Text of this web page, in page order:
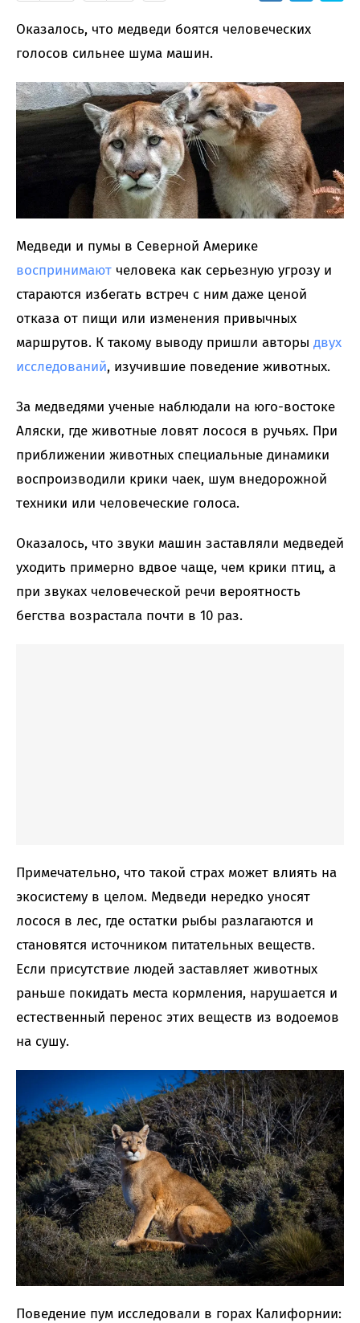
Оказалось, что медведи боятся человеческих
голосов сильнее шума машин.
Медведи и пумы в Северной Америке
воспринимают человека как серьезную угрозу и
стараются избегать встреч с ним даже ценой
отказа от пищи или изменения привычных
маршрутов. К такому выводу пришли авторы двух
исследований, изучившие поведение животных.
За медведями ученые наблюдали на юго-востоке
Аляски, где животные ловят лосося в ручьях. При
приближении животных специальные динамики
воспроизводили крики чаек, шум внедорожной
техники или человеческие голоса.
Оказалось, что звуки машин заставляли медведей
уходить примерно вдвое чаще, чем крики птиц, а
при звуках человеческой речи вероятность
бегства возрастала почти в 10 раз.
Примечательно, что такой страх может влиять на
экосистему в целом. Медведи нередко уносят
лосося в лес, где остатки рыбы разлагаются и
становятся источником питательных веществ.
Если присутствие людей заставляет животных
раньше покидать места кормления, нарушается и
естественный перенос этих веществ из водоемов
на сушу.
Поведение пум исследовали в горах Калифорнии: